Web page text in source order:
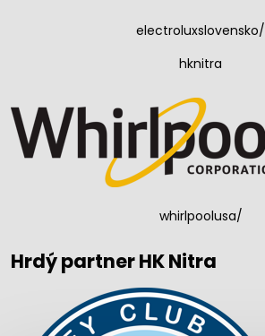
electroluxslovensko/
hknitra
whirlpoolusa/
Hrdý partner HK Nitra